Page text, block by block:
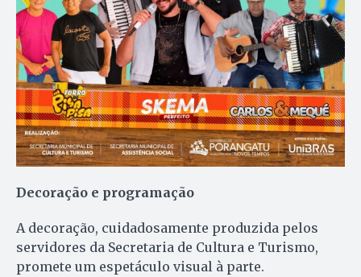
Decoração e programação
A decoração, cuidadosamente produzida pelos
servidores da Secretaria de Cultura e Turismo,
promete um espetáculo visual à parte.